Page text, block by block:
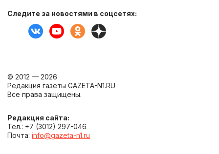
Следите за новостями в соцсетях:
© 2012 — 2026
Редакция газеты GAZETA-N1.RU
Все права защищены.
Редакция сайта:
Тел.: +7 (3012) 297-046
Почта: info@gazeta-n1.ru